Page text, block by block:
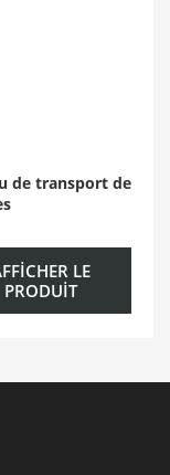
de transport de
LE
PRODUIT